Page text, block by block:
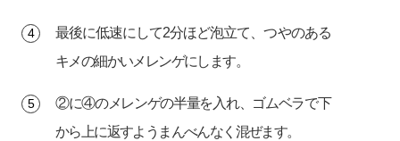
最後に低速にして2分ほど泡立て、つやのある
キメの細かいメレンゲにします。
②に④のメレンゲの半量を入れ、ゴムベラで下
から上に返すようまんべんなく混ぜます。